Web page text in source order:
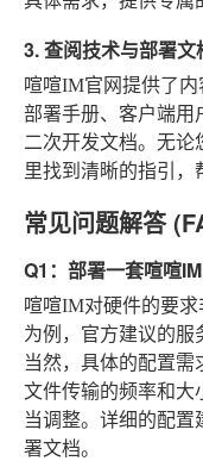
3. 查阅技术与部署文
喧喧IM官网提供了
部署手册、客户端用
二次开发文档。无论
里找到清晰的指引，
常见问题解答
Q1：部署一套喧喧
喧喧IM对硬件的要
为例，官方建议的服
当然，具体的配置需
文件传输的频率和大
当调整。详细的配置
署文档。